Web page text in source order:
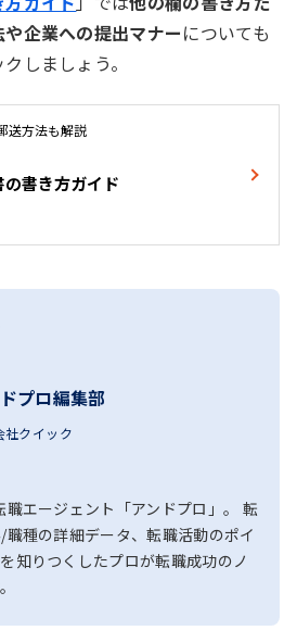
企業への提出マナーについても
しましょう。
送方法も解説
の書き方ガイド
プロ編集部
社クイック
エージェント「アンドプロ」。 転
種の詳細データ、転職活動のポイ
知りつくしたプロが転職成功のノ